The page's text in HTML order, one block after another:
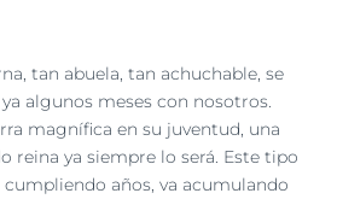
tan abuela, tan achuchable, se
algunos meses con nosotros.
magnífica en su juventud, una
reina ya siempre lo será. Este tipo
cumpliendo años, va acumulando